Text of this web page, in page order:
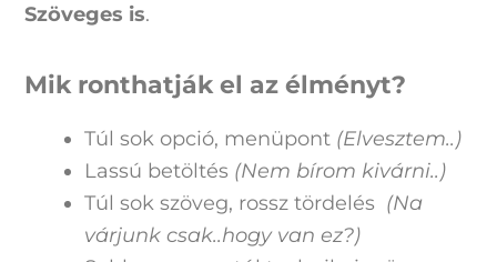
Szöveges is.
Mik ronthatják el az élményt?
Túl sok opció, menüpont (Elvesztem..)
Lassú betöltés (Nem bírom kivárni..)
Túl sok szöveg, rossz tördelés (Na
várjunk csak..hogy van ez?)